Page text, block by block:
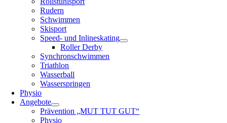
Rudern
Schwimmen
Skisport
Speed- und Inlineskating
Roller Derby
Synchronschwimmen
Triathlon
Wasserball
Wasserspringen
Physio
Angebote
Prävention „MUT TUT GUT“
Physio